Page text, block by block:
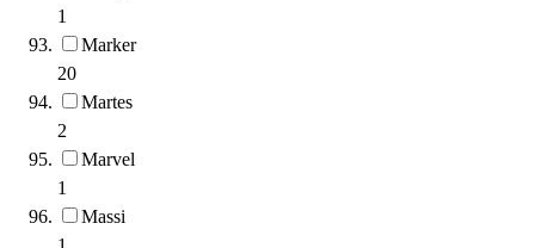
1
Marker
20
Martes
2
Marvel
1
Massi